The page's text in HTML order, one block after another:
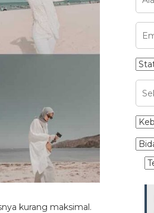
kurang maksimal.